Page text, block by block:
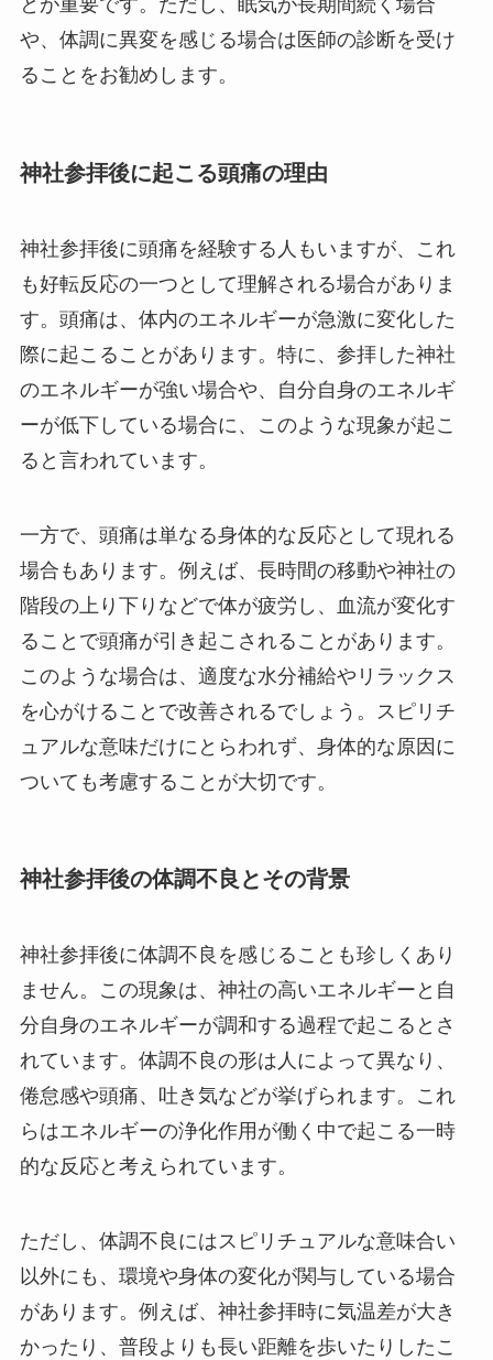
とが重要です。ただし、眠気が長期間続く場合
や、体調に異変を感じる場合は医師の診断を受け
ることをお勧めします。
神社参拝後に起こる頭痛の理由
神社参拝後に頭痛を経験する人もいますが、これ
も好転反応の一つとして理解される場合がありま
す。頭痛は、体内のエネルギーが急激に変化した
際に起こることがあります。特に、参拝した神社
のエネルギーが強い場合や、自分自身のエネルギ
ーが低下している場合に、このような現象が起こ
ると言われています。
一方で、頭痛は単なる身体的な反応として現れる
場合もあります。例えば、長時間の移動や神社の
階段の上り下りなどで体が疲労し、血流が変化す
ることで頭痛が引き起こされることがあります。
このような場合は、適度な水分補給やリラックス
を心がけることで改善されるでしょう。スピリチ
ュアルな意味だけにとらわれず、身体的な原因に
ついても考慮することが大切です。
神社参拝後の体調不良とその背景
神社参拝後に体調不良を感じることも珍しくあり
ません。この現象は、神社の高いエネルギーと自
分自身のエネルギーが調和する過程で起こるとさ
れています。体調不良の形は人によって異なり、
倦怠感や頭痛、吐き気などが挙げられます。これ
らはエネルギーの浄化作用が働く中で起こる一時
的な反応と考えられています。
ただし、体調不良にはスピリチュアルな意味合い
以外にも、環境や身体の変化が関与している場合
があります。例えば、神社参拝時に気温差が大き
かったり、普段よりも長い距離を歩いたりしたこ